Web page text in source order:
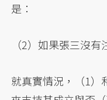
是：
（2）如果張三沒
就真實情況，（1）